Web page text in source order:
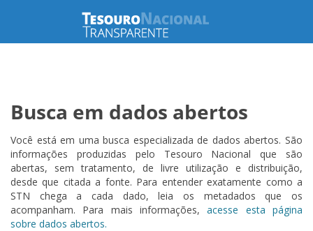
Busca em dados abertos
Você está em uma busca especializada de dados abertos. São
informações produzidas pelo Tesouro Nacional que são
abertas, sem tratamento, de livre utilização e distribuição,
desde que citada a fonte. Para entender exatamente como a
STN chega a cada dado, leia os metadados que os
acompanham. Para mais informações,acesse esta página
sobre dados abertos.